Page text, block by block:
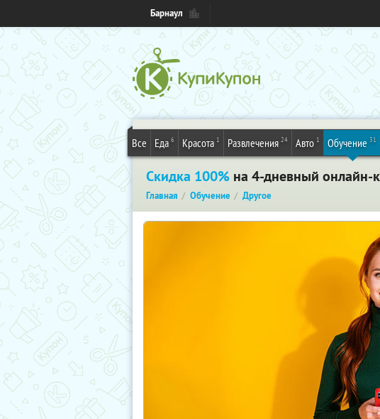
Барнаул
Все Еда 6 Красота 1 Развлечения 24 Авто 1 Обучение 31
Скидка 100% на 4-дневный онлайн-
Главная Обучение Другое